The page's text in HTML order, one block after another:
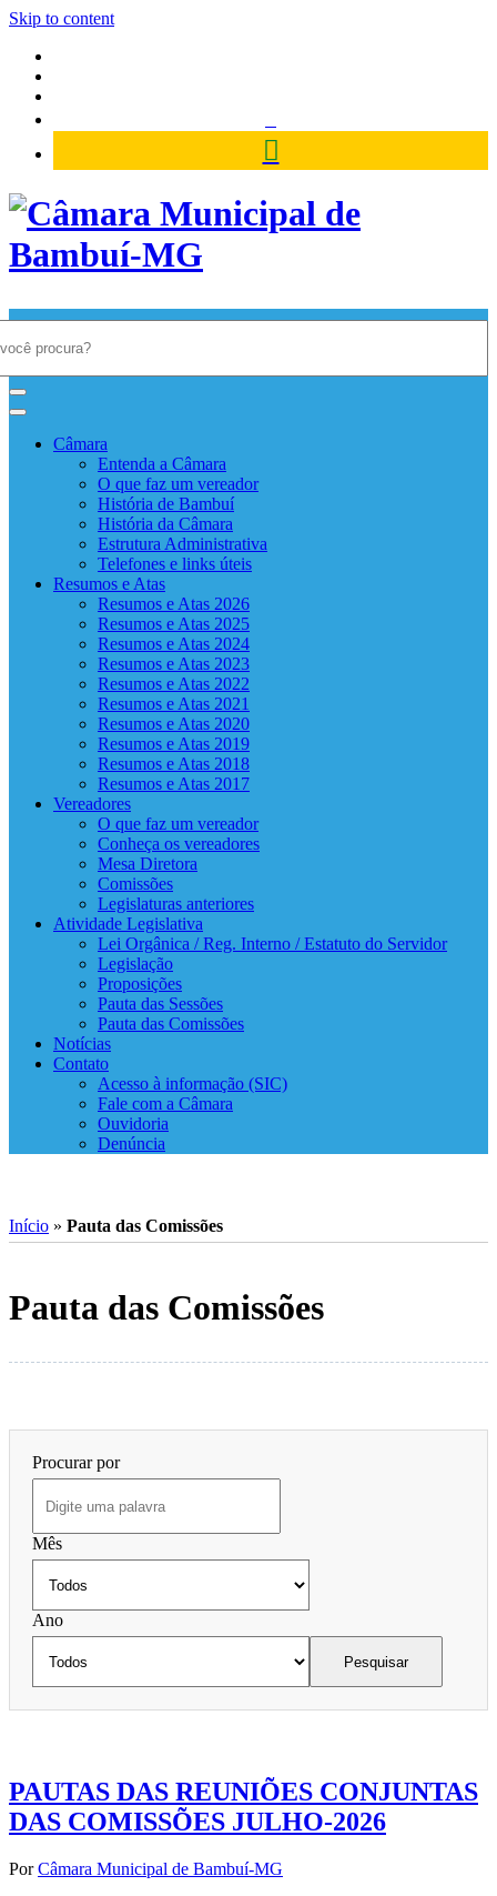
Skip to content
Câmara Municipal de Bambuí-
MG
Câmara
Entenda a Câmara
O que faz um vereador
História de Bambuí
História da Câmara
Estrutura Administrativa
Telefones e links úteis
Resumos e Atas
Resumos e Atas 2026
Resumos e Atas 2025
Resumos e Atas 2024
Resumos e Atas 2023
Resumos e Atas 2022
Resumos e Atas 2021
Resumos e Atas 2020
Resumos e Atas 2019
Resumos e Atas 2018
Resumos e Atas 2017
Vereadores
O que faz um vereador
Conheça os vereadores
Mesa Diretora
Comissões
Legislaturas anteriores
Atividade Legislativa
Lei Orgânica / Reg. Interno / Estatuto do Servidor
Legislação
Proposições
Pauta das Sessões
Pauta das Comissões
Notícias
Contato
Acesso à informação (SIC)
Fale com a Câmara
Ouvidoria
Denúncia
Início » Pauta das Comissões
Pauta das Comissões
Procurar por
Mês
Ano
Pesquisar
PAUTAS DAS REUNIÕES CONJUNTAS
DAS COMISSÕES JULHO-2026
PorCâmara Municipal de Bambuí-MG